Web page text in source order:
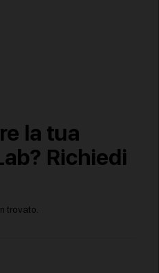
la tua
Richiedi
trovato.